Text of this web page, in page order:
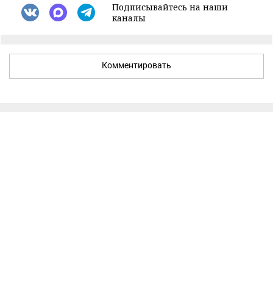
Подписывайтесь на наши
каналы
Комментировать